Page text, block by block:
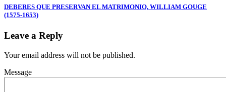
DEBERES QUE PRESERVAN EL MATRIMONIO, WILLIAM GOUGE
(1575-1653)
Leave a Reply
Your email address will not be published.
Message